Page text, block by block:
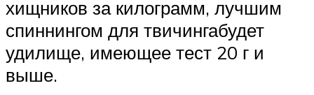
хищников за килограмм, лучшим
спиннингом для твичингабудет
удилище, имеющее тест 20 г и
выше.